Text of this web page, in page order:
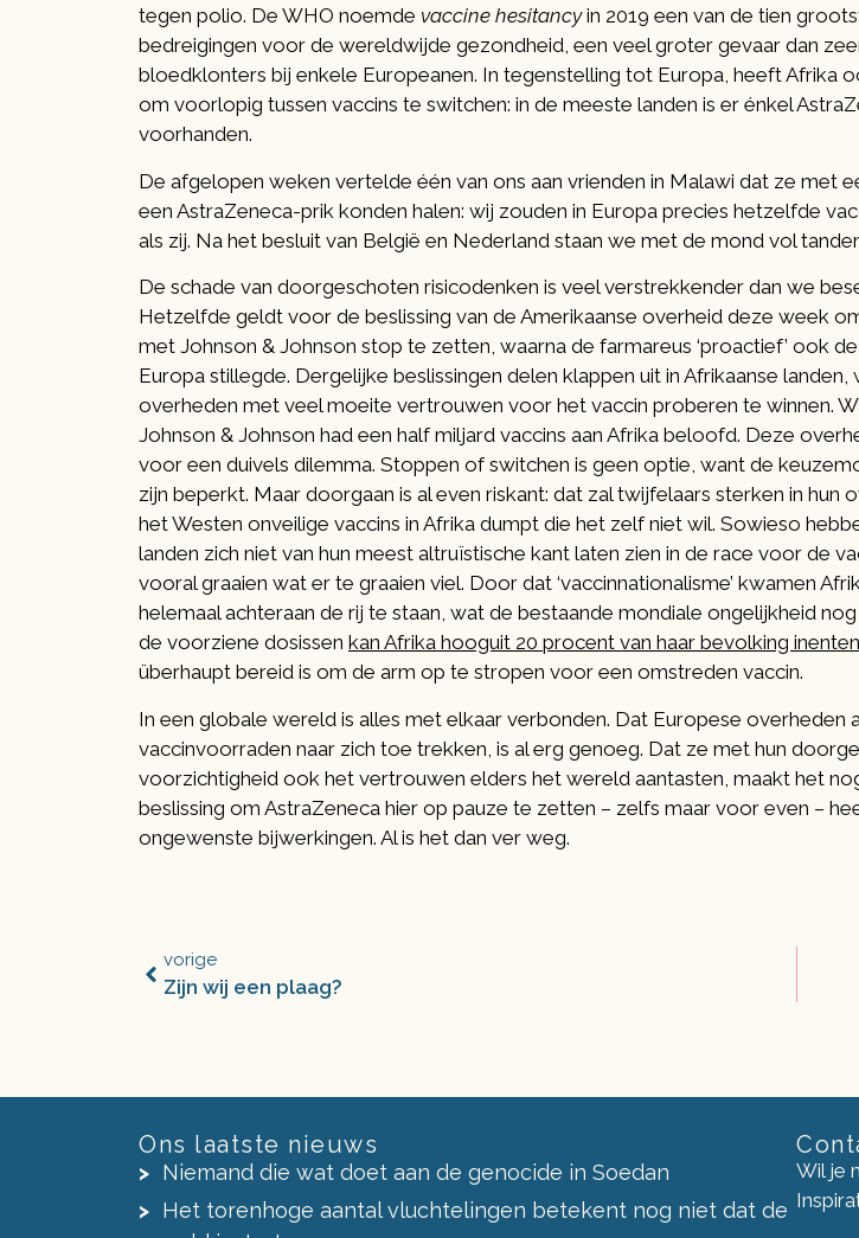
tegen polio. De WHO noemde vaccine hesitancyin 2019 een van de tien
bedreigingen voor de wereldwijde gezondheid, een veel groter gevaar dan
bloedklonters bij enkele Europeanen. In tegenstelling tot Europa, heeft Afrika
om voorlopig tussen vaccins te switchen: in de meeste landen is er énkel
voorhanden.
De afgelopen weken vertelde één van ons aan vrienden in Malawi dat ze met
een AstraZeneca-prik konden halen: wij zouden in Europa precies hetzelfde
als zij. Na het besluit van België en Nederland staan we met de mond vol
De schade van doorgeschoten risicodenken is veel verstrekkender dan we
Hetzelfde geldt voor de beslissing van de Amerikaanse overheid deze week
met Johnson & Johnson stop te zetten, waarna de farmareus ‘proactief’ ook
Europa stillegde. Dergelijke beslissingen delen klappen uit in Afrikaanse landen,
overheden met veel moeite vertrouwen voor het vaccin proberen te winnen.
Johnson & Johnson had een half miljard vaccins aan Afrika beloofd. Deze
voor een duivels dilemma. Stoppen of switchen is geen optie, want de
zijn beperkt. Maar doorgaan is al even riskant: dat zal twijfelaars sterken in hun
het Westen onveilige vaccins in Afrika dumpt die het zelf niet wil. Sowieso
landen zich niet van hun meest altruïstische kant laten zien in de race voor de
vooral graaien wat er te graaien viel. Door dat ‘vaccinnationalisme’ kwamen
helemaal achteraan de rij te staan, wat de bestaande mondiale ongelijkheid
de voorziene dosissen kan Afrika hooguit 20 procent van haar bevolking inenten
überhaupt bereid is om de arm op te stropen voor een omstreden vaccin.
In een globale wereld is alles met elkaar verbonden. Dat Europese overheden
vaccinvoorraden naar zich toe trekken, is al erg genoeg. Dat ze met hun
voorzichtigheid ook het vertrouwen elders het wereld aantasten, maakt het
beslissing om AstraZeneca hier op pauze te zetten – zelfs maar voor even –
ongewenste bijwerkingen. Al is het dan ver weg.
vorige
Zijn wij een plaag?
Ons laatste nieuws
Niemand die wat doet aan de genocide in Soedan
Het torenhoge aantal vluchtelingen betekent nog niet dat de
Wil je